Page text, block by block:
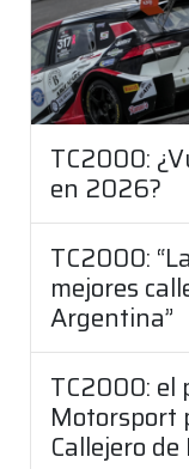
TC2000:
en 2026?
TC2000:
mejores
Argentina”
TC2000: el
Motorsport
Callejero